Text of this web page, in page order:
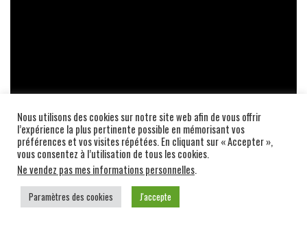
Son style agressif et encaisseur plaît énormément aux
fans de Muay Thai Thaïlandais. Ce jeune guerrier a
pour ambition de conquérir une ceinture du Radja ou
Nous utilisons des cookies sur notre site web afin de vous offrir
l’expérience la plus pertinente possible en mémorisant vos
préférences et vos visites répétées. En cliquant sur « Accepter »,
vous consentez à l’utilisation de tous les cookies.
Ne vendez pas mes informations personnelles.
Paramètres des cookies J'accepte